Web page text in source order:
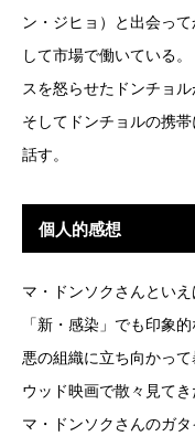
ン・ジヒョ）と出会っ
して市場で働いている
スを怒らせたドンチョ
そしてドンチョルの携
話す。
個人的感想
マ・ドンソクさんとい
「新・感染」でも印象
悪の組織に立ち向かっ
ウッド映画で散々見て
マ・ドンソクさんのガ